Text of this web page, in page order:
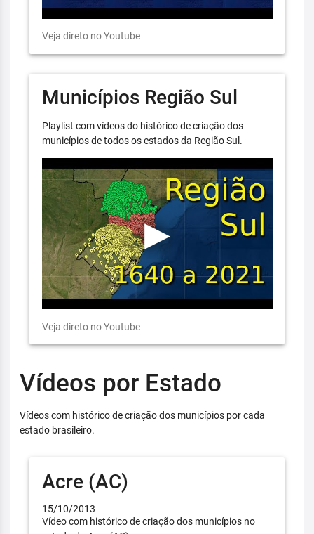
Veja direto no Youtube
Municípios Região Sul
Playlist com vídeos do histórico de criação dos
municípios de todos os estados da Região Sul.
Veja direto no Youtube
Vídeos por Estado
Vídeos com histórico de criação dos municípios por cada
estado brasileiro.
Acre (AC)
15/10/2013
Vídeo com histórico de criação dos municípios no